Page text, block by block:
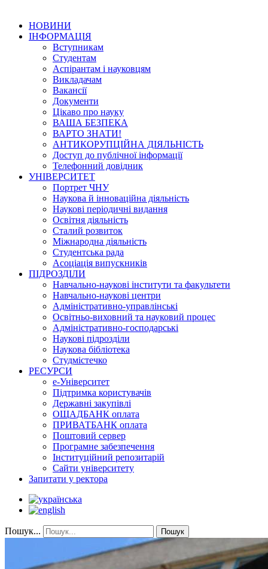
НОВИНИ
ІНФОРМАЦІЯ
Вступникам
Студентам
Аспірантам і науковцям
Викладачам
Вакансії
Документи
Цікаво про науку
ВАША БЕЗПЕКА
ВАРТО ЗНАТИ!
АНТИКОРУПЦІЙНА ДІЯЛЬНІСТЬ
Доступ до публічної інформації
Телефонний довідник
УНІВЕРСИТЕТ
Портрет ЧНУ
Наукова й інноваційна діяльність
Наукові періодичні видання
Освітня діяльність
Сталий розвиток
Міжнародна діяльність
Студентська рада
Асоціація випускників
ПІДРОЗДІЛИ
Навчально-наукові інститути та факультети
Навчально-наукові центри
Адміністративно-управлінські
Освітньо-виховний та науковий процес
Адміністративно-господарські
Наукові підрозділи
Наукова бібліотека
Студмістечко
РЕСУРСИ
е-Університет
Підтримка користувачів
Державні закупівлі
ОЩАДБАНК оплата
ПРИВАТБАНК оплата
Поштовий сервер
Програмне забезпечення
Інституційний репозитарій
Сайти університету
Запитати у ректора
Пошук... Пошук